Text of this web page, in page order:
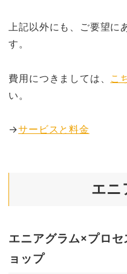
上記以外にも、ご要望に
す。
費用につきましては、 こ
い。
→サービスと料金
エニ
エニアグラム×プロ
ョップ